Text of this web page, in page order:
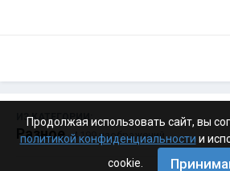
ИЗ КАТЕГОРИИ:
Разное · 4 199 изображений
Продолжая использовать сайт, вы
политикой конфиденциальности и
cookie.